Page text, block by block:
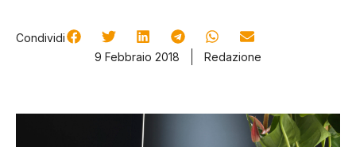
Condividi
9 Febbraio 2018
Redazione